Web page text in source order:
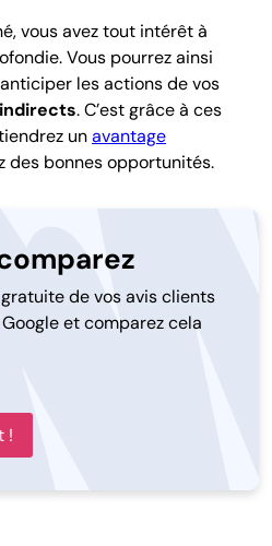
vous avez tout intérêt à
Vous pourrez ainsi
les actions de vos
. C’est grâce à ces
unavantage
des bonnes opportunités.
de vos avis clients
et comparez cela
!